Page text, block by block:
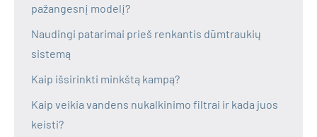
pažangesnį modelį?
Naudingi patarimai prieš renkantis dūmtraukių
sistemą
Kaip išsirinkti minkštą kampą?
Kaip veikia vandens nukalkinimo filtrai ir kada juos
keisti?